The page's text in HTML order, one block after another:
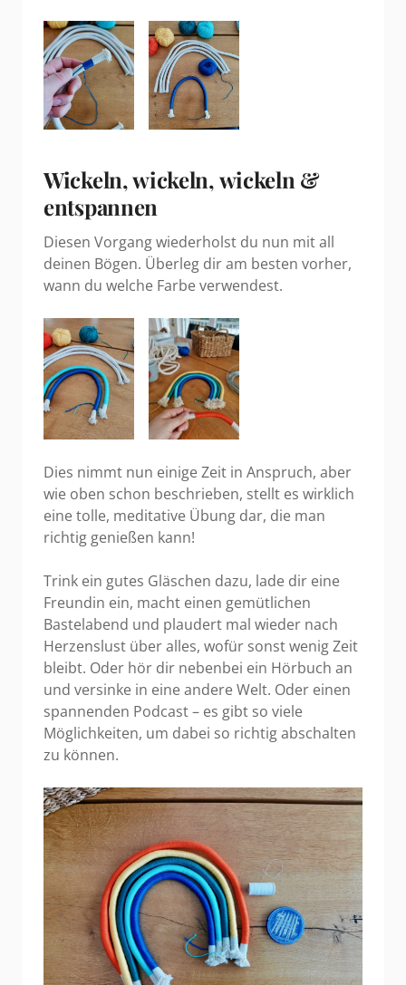
Wickeln, wickeln, wickeln &
entspannen
Diesen Vorgang wiederholst du nun mit all
deinen Bögen. Überleg dir am besten vorher,
wann du welche Farbe verwendest.
Dies nimmt nun einige Zeit in Anspruch, aber
wie oben schon beschrieben, stellt es wirklich
eine tolle, meditative Übung dar, die man
richtig genießen kann!
Trink ein gutes Gläschen dazu, lade dir eine
Freundin ein, macht einen gemütlichen
Bastelabend und plaudert mal wieder nach
Herzenslust über alles, wofür sonst wenig Zeit
bleibt. Oder hör dir nebenbei ein Hörbuch an
und versinke in eine andere Welt. Oder einen
spannenden Podcast – es gibt so viele
Möglichkeiten, um dabei so richtig abschalten
zu können.